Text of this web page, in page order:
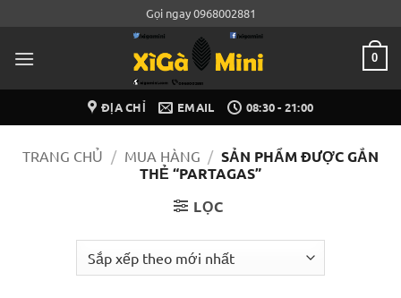
nội
Gọi ngay 0968002881
0
ĐỊA CHỈ EMAIL 08:30 - 21:00
TRANG CHỦ / MUA HÀNG / SẢN PHẨM ĐƯỢC GẮN
THẺ “PARTAGAS”
LỌC